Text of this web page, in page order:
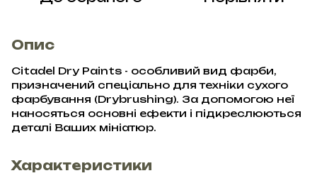
Опис
Citadel Dry Paints - особливий вид фарби,
призначений спеціально для техніки сухого
фарбування (Drybrushing). За допомогою неї
наносяться основні ефекти і підкреслюються
деталі Ваших мініатюр.
Характеристики